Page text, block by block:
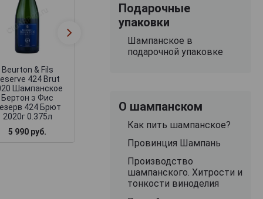
Beurton & Fils
424 Brut
Шампанское
Бертон э Фис
424 Брют
2020г 0.375л
5 990 руб.
Beurton & Fils
Reserve 424 Nature
2017 Шампанское
Бертон э Фис
Резерв 424 Натюр
Фольман Розе
Подарочные
упаковки
Шампанское в
подарочной упаковке
О шампанском
Как пить шампанское?
Провинция Шампань
Производство
шампанского. Хитрости и
тонкости виноделия